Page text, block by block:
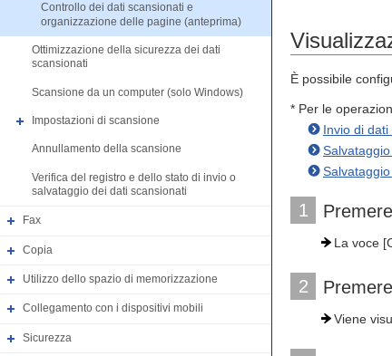
Controllo dei dati scansionati e
organizzazione delle pagine (anteprima)
Ottimizzazione della sicurezza dei dati
scansionati
Scansione da un computer (solo Windows)
Impostazioni di scansione
Annullamento della scansione
Verifica del registro e dello stato di invio o
salvataggio dei dati scansionati
Fax
Copia
Utilizzo dello spazio di memorizzazione
Collegamento con i dispositivi mobili
Sicurezza
È possibile
* Per le
Invio di
1
La voce
2
Viene